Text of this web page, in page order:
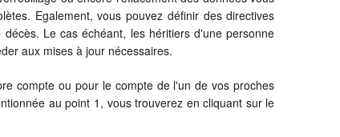
Egalement, vous pouvez définir des directives
Le cas échéant, les héritiers d'une personne
aux mises à jour nécessaires.
compte ou pour le compte de l'un de vos proches
au point 1, vous trouverez en cliquant sur le